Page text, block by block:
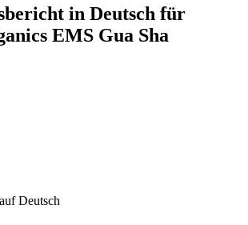
in Deutsch für
EMS Gua Sha
Deutsch